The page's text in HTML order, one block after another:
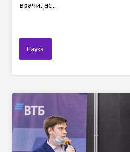
врачи, ас...
Наука